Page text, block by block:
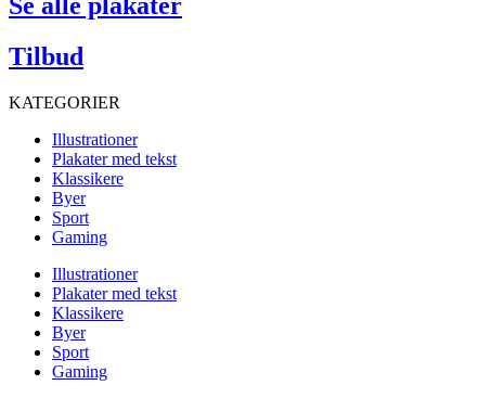
Tilbud
KATEGORIER
Illustrationer
Plakater med tekst
Klassikere
Byer
Sport
Gaming
Illustrationer
Plakater med tekst
Klassikere
Byer
Sport
Gaming